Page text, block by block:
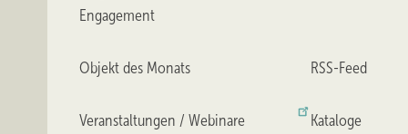
Engagement
Objekt des Monats RSS-Feed
Veranstaltungen / Webinare Kataloge